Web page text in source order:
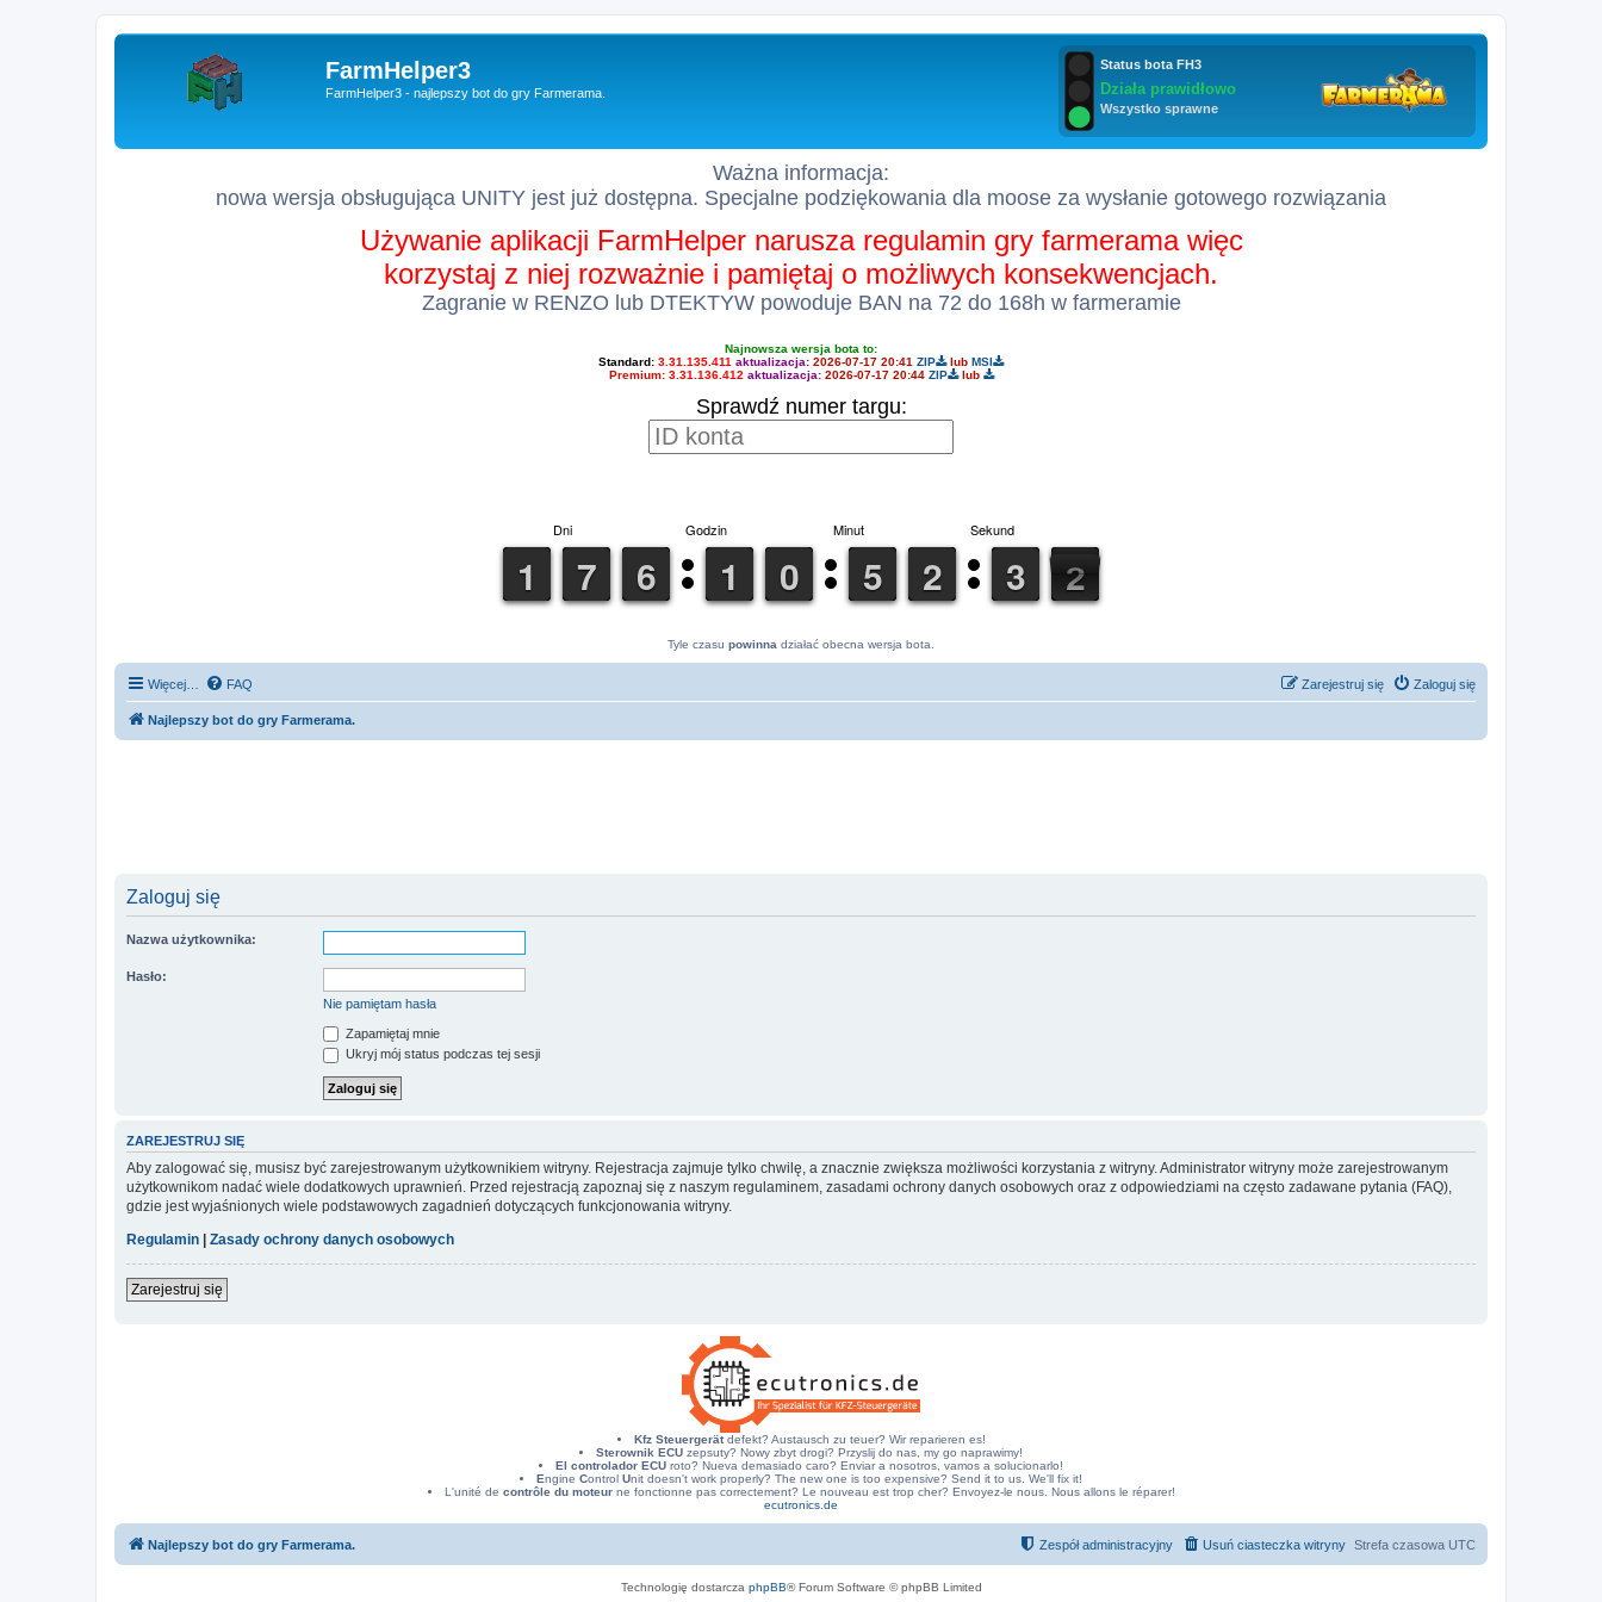
FarmHelper3
FarmHelper3 - najlepszy bot do gry Farmerama.
Ważna informacja:
nowa wersja obsługująca UNITY jest już dostępna. Specjalne podziękowania dla moose za wysłanie gotowego rozwiązania
Używanie aplikacji FarmHelper narusza regulamin gry farmerama więc
korzystaj z niej rozważnie i pamiętaj o możliwych konsekwencjach.
Zagranie w RENZO lub DTEKTYW powoduje BAN na 72 do 168h w farmeramie
Najnowsza wersja bota to:
Standard: 3.31.135.411 aktualizacja: 2026-07-17 20:41 ZIP lub MSI
Premium: 3.31.136.412 aktualizacja: 2026-07-17 20:44 ZIP lub
Sprawdź numer targu:
Tyle czasu powinna działać obecna wersja bota.
Więcej… FAQ Zaloguj się
Zarejestruj się
Najlepszy bot do gry Farmerama.
Zaloguj się
Nazwa użytkownika:
Hasło:
Nie pamiętam hasła
Zapamiętaj mnie
Ukryj mój status podczas tej sesji
ZAREJESTRUJ SIĘ
Aby zalogować się, musisz być zarejestrowanym użytkownikiem witryny. Rejestracja zajmuje tylko chwilę, a znacznie zwiększa możliwości korzystania z witryny. Administrator witryny może zarejestrowanym
użytkownikom nadać wiele dodatkowych uprawnień. Przed rejestracją zapoznaj się z naszym regulaminem, zasadami ochrony danych osobowych oraz z odpowiedziami na często zadawane pytania (FAQ),
gdzie jest wyjaśnionych wiele podstawowych zagadnień dotyczących funkcjonowania witryny.
Regulamin
Zasady ochrony danych osobowych
Zarejestruj się
Kfz Steuergerätdefekt? Austausch zu teuer? Wir reparieren es!
Sterownik ECU zepsuty? Nowy zbyt drogi? Przyslij do nas, my go naprawimy!
El controlador ECU roto? Nueva demasiado caro? Enviar a nosotros, vamos a solucionarlo!
Engine Control Unit doesn't work properly? The new one is too expensive? Send it to us. We'll fix it!
L'unité de contrôle du moteurne fonctionne pas correctement? Le nouveau est trop cher? Envoyez-le nous. Nous allons le réparer!
ecutronics.de
Najlepszy bot do gry Farmerama. Strefa czasowa UTC
Usuń ciasteczka witryny
Zespół administracyjny
Technologię dostarcza phpBB® Forum Software © phpBB Limited